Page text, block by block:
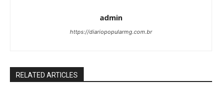
admin
https://diariopopularmg.com.br
RELATED ARTICLES